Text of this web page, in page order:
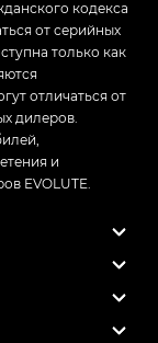
кодекса
от серийных
только как
отличаться от
дилеров.
и
EVOLUTE.